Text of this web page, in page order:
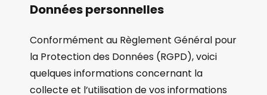
Données personnelles
Conformément au Règlement Général pour
la Protection des Données (RGPD), voici
quelques informations concernant la
collecte et l’utilisation de vos informations